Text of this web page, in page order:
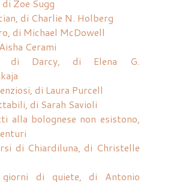
Zoe Sugg
di Charlie N. Holberg
di Michael McDowell
Cerami
di Darcy, di Elena G.
di Laura Purcell
di Sarah Savioli
alla bolognese non esistono,
di Chiardiluna, di Christelle
di quiete, di Antonio